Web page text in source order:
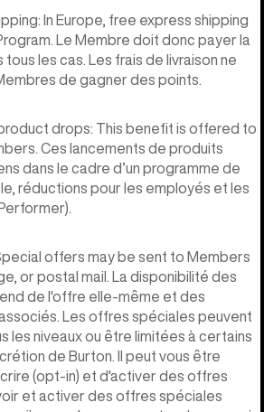
In Europe, free express shipping
Le Membre doit donc payer la
tous les cas. Les frais de livraison ne
de gagner des points.
product drops: This benefit is offered to
Ces lancements de produits
dans le cadre d’un programme de
réductions pour les employés et les
offers may be sent to Members
or postal mail. La disponibilité des
de l'offre elle-même et des
Les offres spéciales peuvent
les niveaux ou être limitées à certains
de Burton. Il peut vous être
(opt-in) et d'activer des offres
et activer des offres spéciales